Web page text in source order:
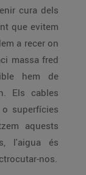
cura dels
hem de
Els cables
l'aigua és
nos.